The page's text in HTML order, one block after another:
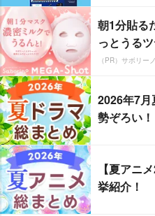
朝1分貼る
っとうる
（PR）サボリーノ
2026年7
勢ぞろい！
【夏アニ
挙紹介！